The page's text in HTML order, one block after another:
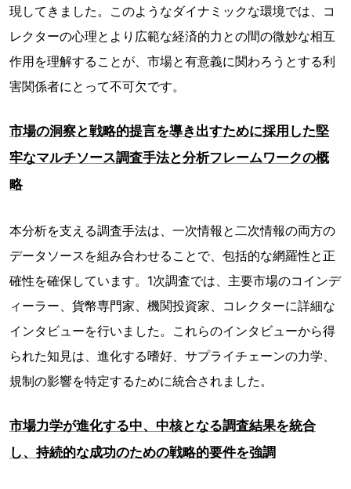
現してきました。このようなダイナミックな環境では、コ
レクターの心理とより広範な経済的力との間の微妙な相互
作用を理解することが、市場と有意義に関わろうとする利
害関係者にとって不可欠です。
市場の洞察と戦略的提言を導き出すために採用した堅
牢なマルチソース調査手法と分析フレームワークの概
略
本分析を支える調査手法は、一次情報と二次情報の両方の
データソースを組み合わせることで、包括的な網羅性と正
確性を確保しています。1次調査では、主要市場のコインデ
ィーラー、貨幣専門家、機関投資家、コレクターに詳細な
インタビューを行いました。これらのインタビューから得
られた知見は、進化する嗜好、サプライチェーンの力学、
規制の影響を特定するために統合されました。
市場力学が進化する中、中核となる調査結果を統合
し、持続的な成功のための戦略的要件を強調